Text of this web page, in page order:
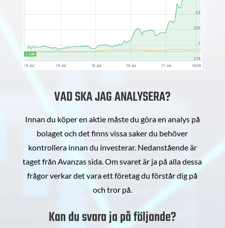
VAD SKA JAG ANALYSERA?
Innan du köper en aktie måste du göra en analys på
bolaget och det finns vissa saker du behöver
kontrollera innan du investerar. Nedanstående är
taget från Avanzas sida. Om svaret är ja på alla dessa
frågor verkar det vara ett företag du förstår dig på
och tror på.
Kan du svara ja på följande?